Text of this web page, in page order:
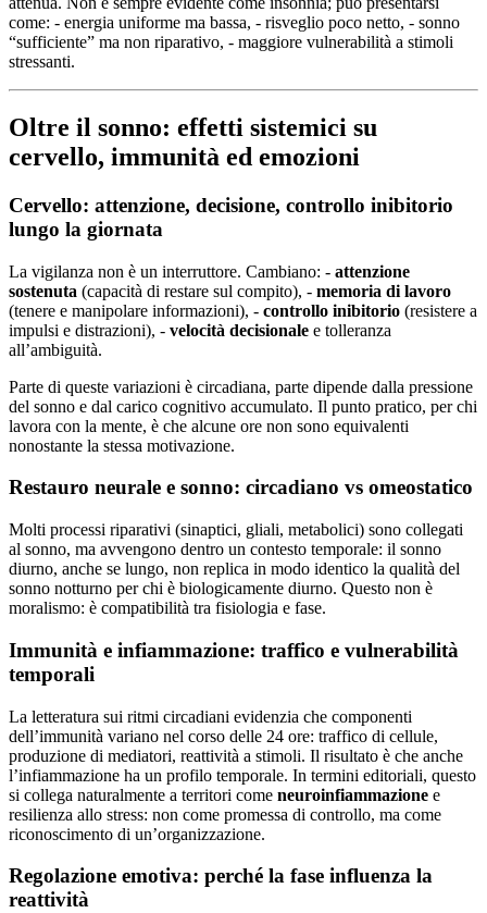
come: - energia uniforme ma bassa, - risveglio poco netto, - sonno
“sufficiente” ma non riparativo, - maggiore vulnerabilità a stimoli
stressanti.
Oltre il sonno: effetti sistemici su
cervello, immunità ed emozioni
Cervello: attenzione, decisione, controllo inibitorio
lungo la giornata
La vigilanza non è un interruttore. Cambiano: - attenzione
sostenuta (capacità di restare sul compito), - memoria di lavoro
(tenere e manipolare informazioni), - controllo inibitorio (resistere a
impulsi e distrazioni), - velocità decisionale e tolleranza
all’ambiguità.
Parte di queste variazioni è circadiana, parte dipende dalla pressione
del sonno e dal carico cognitivo accumulato. Il punto pratico, per chi
lavora con la mente, è che alcune ore non sono equivalenti
nonostante la stessa motivazione.
Restauro neurale e sonno: circadiano vs omeostatico
Molti processi riparativi (sinaptici, gliali, metabolici) sono collegati
al sonno, ma avvengono dentro un contesto temporale: il sonno
diurno, anche se lungo, non replica in modo identico la qualità del
sonno notturno per chi è biologicamente diurno. Questo non è
moralismo: è compatibilità tra fisiologia e fase.
Immunità e infiammazione: traffico e vulnerabilità
temporali
La letteratura sui ritmi circadiani evidenzia che componenti
dell’immunità variano nel corso delle 24 ore: traffico di cellule,
produzione di mediatori, reattività a stimoli. Il risultato è che anche
l’infiammazione ha un profilo temporale. In termini editoriali, questo
si collega naturalmente a territori come neuroinfiammazione e
resilienza allo stress: non come promessa di controllo, ma come
riconoscimento di un’organizzazione.
Regolazione emotiva: perché la fase influenza la
reattività